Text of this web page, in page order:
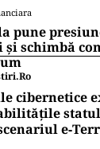
pune
și schimbă
cibernetice